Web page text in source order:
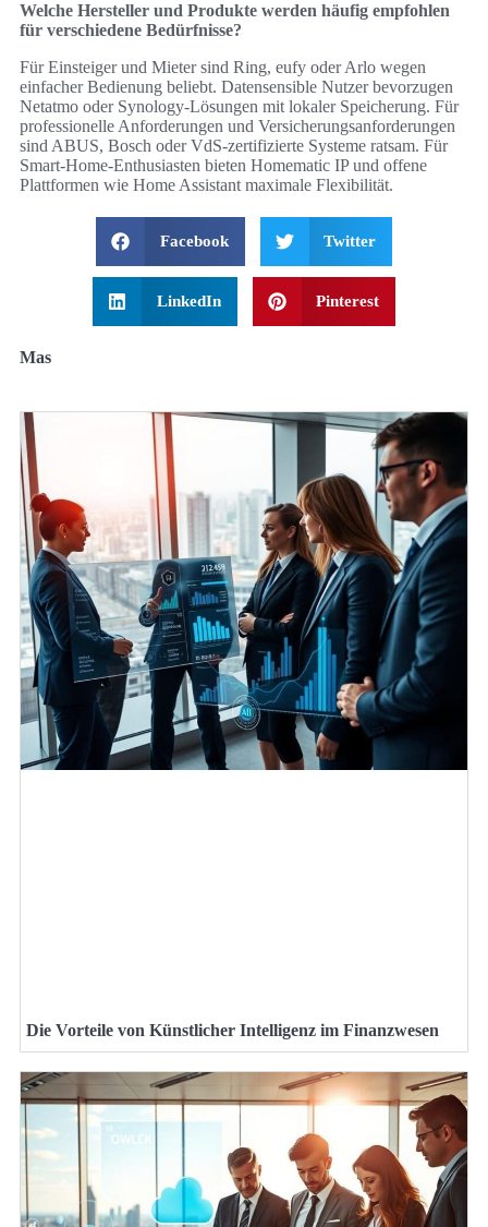
Welche Hersteller und Produkte werden häufig empfohlen
für verschiedene Bedürfnisse?
Für Einsteiger und Mieter sind Ring, eufy oder Arlo wegen
einfacher Bedienung beliebt. Datensensible Nutzer bevorzugen
Netatmo oder Synology‑Lösungen mit lokaler Speicherung. Für
professionelle Anforderungen und Versicherungsanforderungen
sind ABUS, Bosch oder VdS‑zertifizierte Systeme ratsam. Für
Smart‑Home‑Enthusiasten bieten Homematic IP und offene
Plattformen wie Home Assistant maximale Flexibilität.
Facebook Twitter
LinkedIn Pinterest
Mas
Die Vorteile von Künstlicher Intelligenz im Finanzwesen